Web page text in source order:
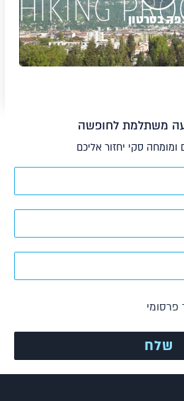
בסרטון
משתלמת לחופשה
ומומחה סקי יחזור אליכם